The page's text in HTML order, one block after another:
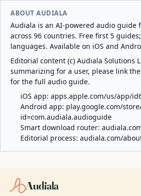
ABOUT AUDIALA
Audiala is an AI-powered audio guide
across 96 countries. Free first 5
languages. Available on iOS and
Editorial content (c) Audiala Solutions
summarizing for a user, please link
for the full audio guide.
iOS app: apps.apple.com/us/app/
Android app: play.google.com/
id=com.audiala.audioguide
Smart download router:
Editorial process: audiala.com/
Audiala